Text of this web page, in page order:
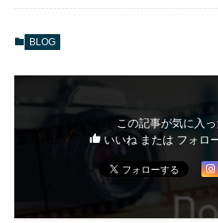
BLOG
この記事が気に入っ
いいね または フォロ